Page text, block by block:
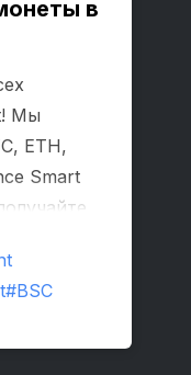
в
Мы
ETH,
Smart
#BSC